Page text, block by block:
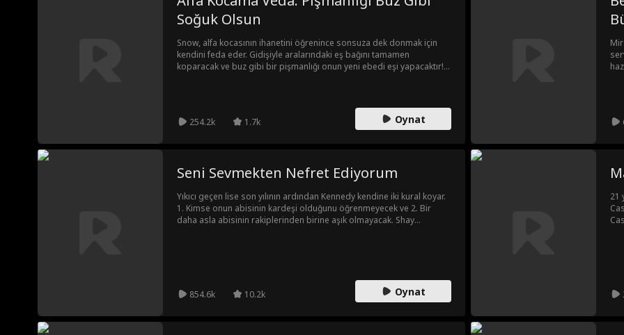
Soğuk Olsun
Snow, alfa kocasının ihanetini öğrenince sonsuza dek donmak için
kendini feda eder. Gidişiyle aralarındaki eş bağını tamamen
koparacak ve buz gibi bir pişmanlığı onun yeni ebedi eşi yapacaktır!
254.2k 1.7k Oynat
Seni Sevmekten Nefret Ediyorum
Yıkıcı geçen lise son yılının ardından Kennedy kendine iki kural koyar.
1. Kimse onun abisinin kardeşi olduğunu öğrenmeyecek ve 2. Bir
daha asla abisinin rakiplerinden birine aşık olmayacak. Shay
854.6k 10.2k Oynat
21